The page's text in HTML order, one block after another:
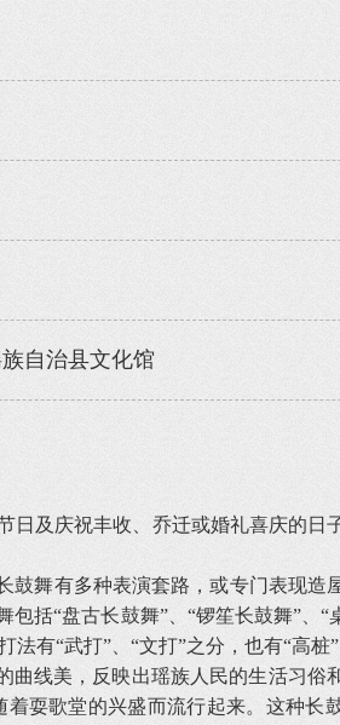
自治县文化馆
及庆祝丰收、乔迁或婚礼喜庆的日
舞有多种表演套路，或专门表现造
括“盘古长鼓舞”、“锣笙长鼓舞”、“
有“武打”、“文打”之分，也有“高桩”
线美，反映出瑶族人民的生活习俗
耍歌堂的兴盛而流行起来。这种长